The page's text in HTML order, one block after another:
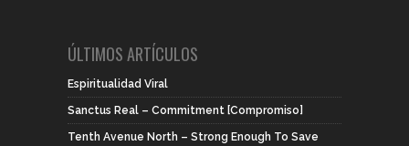
ÚLTIMOS ARTÍCULOS
Espiritualidad Viral
Sanctus Real – Commitment [Compromiso]
Tenth Avenue North – Strong Enough To Save